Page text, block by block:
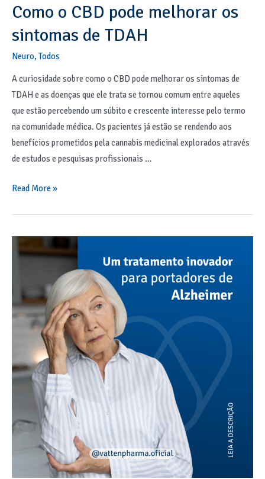
Como o CBD pode melhorar os
sintomas de TDAH
Neuro, Todos
A curiosidade sobre como o CBD pode melhorar os sintomas de
TDAH e as doenças que ele trata se tornou comum entre aqueles
que estão percebendo um súbito e crescente interesse pelo termo
na comunidade médica. Os pacientes já estão se rendendo aos
benefícios prometidos pela cannabis medicinal explorados através
de estudos e pesquisas profissionais …
Read More »